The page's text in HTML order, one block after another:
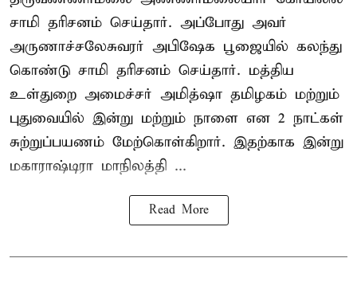
சாமி தரிசனம் செய்தார். அப்போது அவர்
அருணாச்சலேசுவரர் அபிஷேக பூஜையில் கலந்து
கொண்டு சாமி தரிசனம் செய்தார். மத்திய
உள்துறை அமைச்சர் அமித்ஷா தமிழகம் மற்றும்
புதுவையில் இன்று மற்றும் நாளை என 2 நாட்கள்
சுற்றுப்பயணம் மேற்கொள்கிறார். இதற்காக இன்று
மகாராஷ்டிரா மாநிலத்தி ...
Read More